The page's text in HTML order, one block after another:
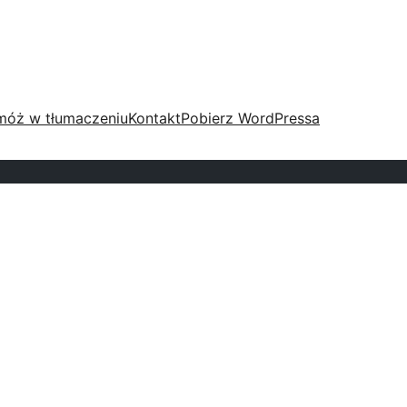
w tłumaczeniuKontaktPobierz WordPressa